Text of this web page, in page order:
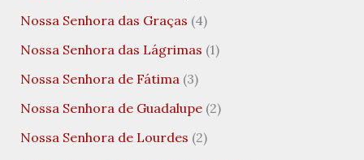
Nossa Senhora das Graças (4)
Nossa Senhora das Lágrimas (1)
Nossa Senhora de Fátima (3)
Nossa Senhora de Guadalupe(2)
Nossa Senhora de Lourdes (2)